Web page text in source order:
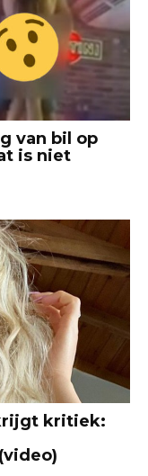
van bil op
is niet
kritiek: